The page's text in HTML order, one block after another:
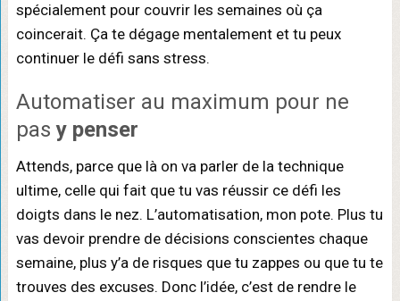
spécialement pour couvrir les semaines où ça
coincerait. Ça te dégage mentalement et tu peux
continuer le défi sans stress.
Automatiser au maximum pour ne
pasy penser
Attends, parce que là on va parler de la technique
ultime, celle qui fait que tu vas réussir ce défi les
doigts dans le nez. L’automatisation, mon pote. Plus tu
vas devoir prendre de décisions conscientes chaque
semaine, plus y’a de risques que tu zappes ou que tu te
trouves des excuses. Donc l’idée, c’est de rendre le